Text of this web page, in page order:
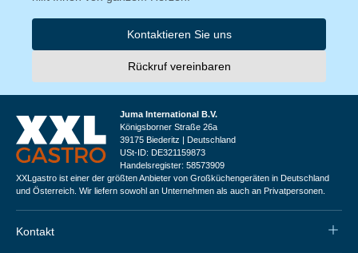
Kontaktieren Sie uns
Rückruf vereinbaren
Juma International B.V.
Königsborner Straße 26a
39175 Biederitz | Deutschland
USt-ID: DE321159873
Handelsregister: 58573909
XXLgastro ist einer der größten Anbieter von Großküchengeräten in Deutschland
und Österreich. Wir liefern sowohl an Unternehmen als auch an Privatpersonen.
Kontakt